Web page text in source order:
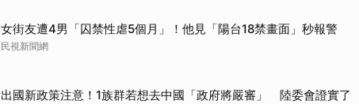
女街友遭4男「囚禁性虐5個月」！他見「陽台18禁畫面」秒報警
民視新聞網
出國新政策注意！1族群若想去中國「政府將嚴審」 陸委會證實了